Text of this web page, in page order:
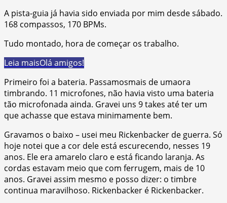
A pista-guia já havia sido enviada por mim desde sábado.
168 compassos, 170 BPMs.
Tudo montado, hora de começar os trabalho.
Leia maisOlá amigos!
Primeiro foi a bateria. Passamosmais de umaora
timbrando. 11 microfones, não havia visto uma bateria
tão microfonada ainda. Gravei uns 9 takes até ter um
que achasse que estava minimamente bem.
Gravamos o baixo – usei meu Rickenbacker de guerra. Só
hoje notei que a cor dele está escurecendo, nesses 19
anos. Ele era amarelo claro e está ficando laranja. As
cordas estavam meio que com ferrugem, mais de 10
anos. Gravei assim mesmo e posso dizer: o timbre
continua maravilhoso. Rickenbacker é Rickenbacker.